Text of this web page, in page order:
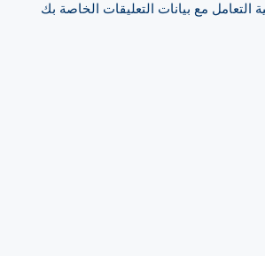
التعامل مع بيانات التعليقات الخاصة بك